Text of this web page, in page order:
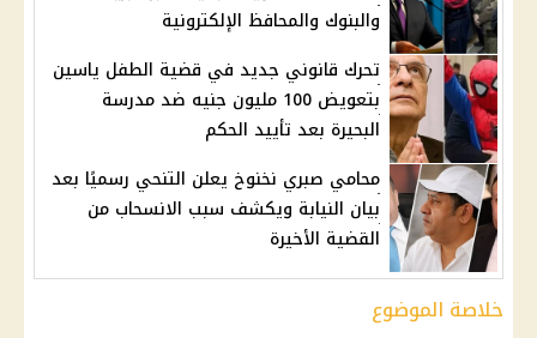
والبنوك والمحافظ الإلكترونية
تحرك قانوني جديد في قضية الطفل ياسين
بتعويض 100 مليون جنيه ضد مدرسة
البحيرة بعد تأييد الحكم
محامي صبري نخنوخ يعلن التنحي رسميًا بعد
بيان النيابة ويكشف سبب الانسحاب من
القضية الأخيرة
خلاصة الموضوع